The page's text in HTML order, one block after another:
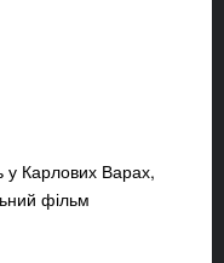
у Карлових Варах,
фільм